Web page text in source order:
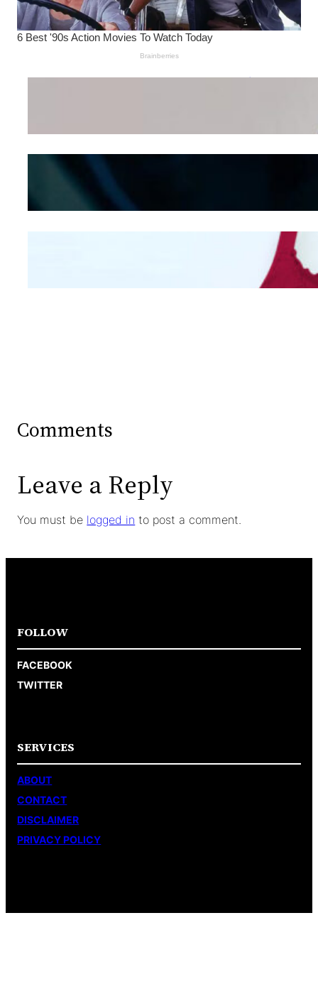
Wanita Pamer Pakaian
Kepribadian
Mengintip Kepribadian
Wanita Dari Warna Bra
Comments
Leave a Reply
You must be logged in to post a comment.
FOLLOW
FACEBOOK
TWITTER
SERVICES
ABOUT
CONTACT
DISCLAIMER
PRIVACY POLICY